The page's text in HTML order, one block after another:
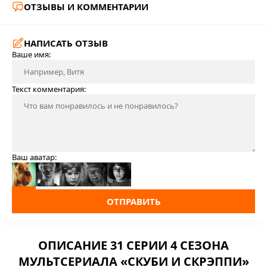
ОТЗЫВЫ И КОММЕНТАРИИ
НАПИСАТЬ ОТЗЫВ
Ваше имя:
Текст комментария:
Ваш аватар:
ОТПРАВИТЬ
ОПИСАНИЕ 31 СЕРИИ 4 СЕЗОНА
МУЛЬТСЕРИАЛА «СКУБИ И СКРЭППИ»